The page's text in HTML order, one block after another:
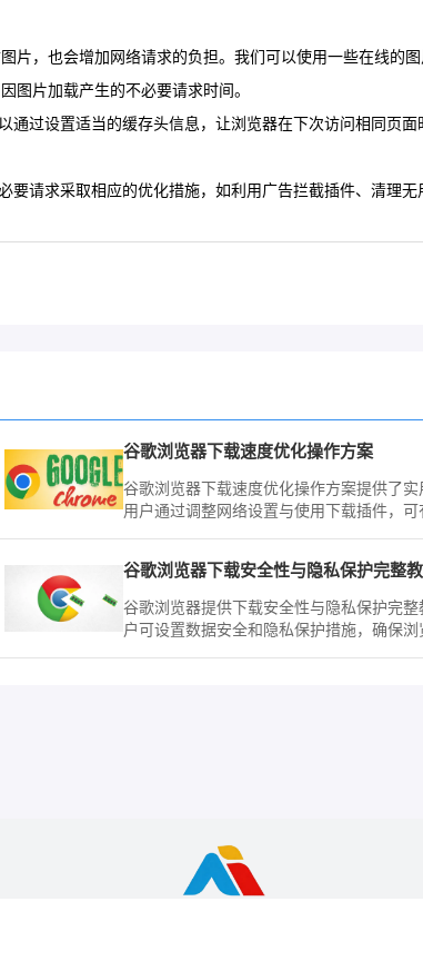
片，也会增加网络请求的负担。我们可以使用一些在线的
图片加载产生的不必要请求时间。
通过设置适当的缓存头信息，让浏览器在下次访问相同页
要请求采取相应的优化措施，如利用广告拦截插件、清理
谷歌浏览器下载速度优化操作方案
谷歌浏览器下载速度优化操作方案提供了实
用户通过调整网络设置与使用下载插件，可
谷歌浏览器下载安全性与隐私保护完整
谷歌浏览器提供下载安全性与隐私保护完整
户可设置数据安全和隐私保护措施，确保浏